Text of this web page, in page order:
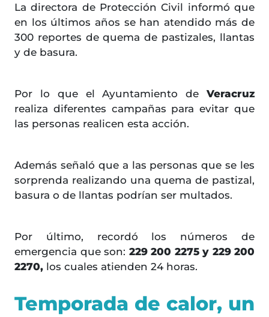
La directora de Protección Civil informó que
en los últimos años se han atendido más de
300 reportes de quema de pastizales, llantas
y de basura.
Por lo que el Ayuntamiento de Veracruz
realiza diferentes campañas para evitar que
las personas realicen esta acción.
Además señaló que a las personas que se les
sorprenda realizando una quema de pastizal,
basura o de llantas podrían ser multados.
Por último, recordó los números de
emergencia que son: 229 200 2275 y 229 200
2270, los cuales atienden 24 horas.
Temporada de calor, un